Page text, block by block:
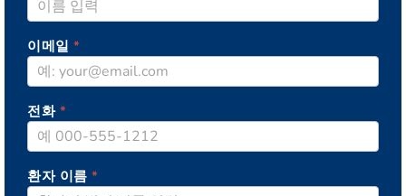
이메일 *
전화 *
환자 이름 *